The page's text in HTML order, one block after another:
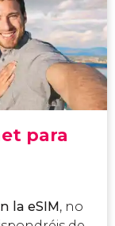
para
la eSIM, no